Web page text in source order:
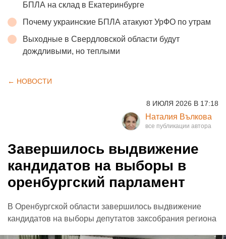
БПЛА на склад в Екатеринбурге
Почему украинские БПЛА атакуют УрФО по утрам
Выходные в Свердловской области будут
дождливыми, но теплыми
← НОВОСТИ
8 ИЮЛЯ 2026 В 17:18
Наталия Вълкова
Завершилось выдвижение
кандидатов на выборы в
оренбургский парламент
В Оренбургской области завершилось выдвижение
кандидатов на выборы депутатов заксобрания региона